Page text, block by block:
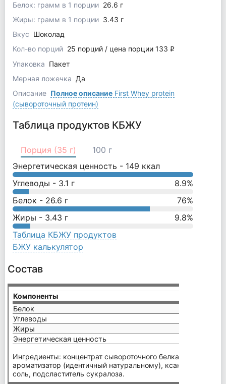
Белок: грамм в 1 порции 26.6 г
Жиры: грамм в 1 порции 3.43 г
Вкус Шоколад
Кол-во порций 25 порций / цена порции 133 q
Упаковка Пакет
Мерная ложечка Да
Описание Полное описаниеFirst Whey protein
(сывороточный протеин)
Таблица продуктов КБЖУ
Порция (35 г)
100 г
Энергетическая ценность - 149 ккал
Углеводы - 3.1 г 8.9%
Белок - 26.6 г 76%
Жиры - 3.43 г 9.8%
Таблица КБЖУ продуктов
БЖУ калькулятор
Состав
Компоненты
Белок
Углеводы
Жиры
Энергетическая ценность
Ингредиенты: концентрат сывороточного белка,
ароматизатор (идентичный натуральному), ксантовая
соль, подсластитель сукралоза.